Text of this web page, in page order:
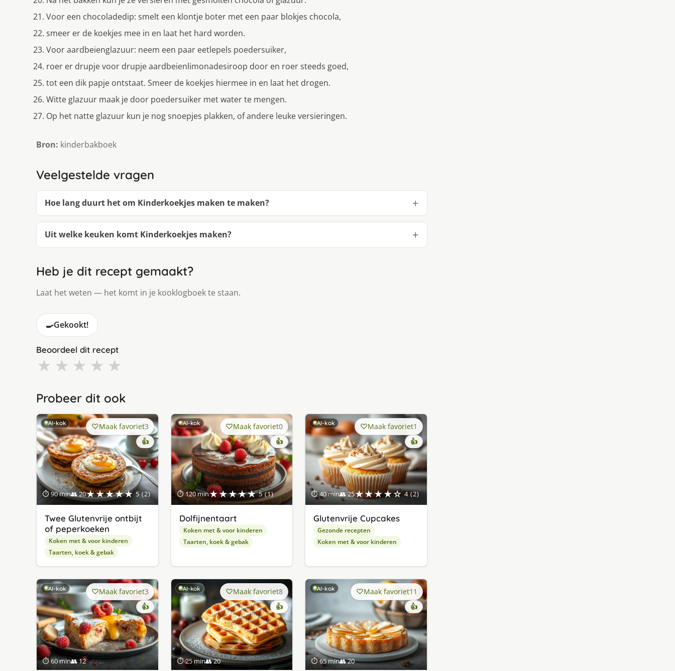
Voor een chocoladedip: smelt een klontje boter met een paar blokjes chocola,
smeer er de koekjes mee in en laat het hard worden.
Voor aardbeienglazuur: neem een paar eetlepels poedersuiker,
roer er drupje voor drupje aardbeienlimonadesiroop door en roer steeds goed,
tot een dik papje ontstaat. Smeer de koekjes hiermee in en laat het drogen.
Witte glazuur maak je door poedersuiker met water te mengen.
Op het natte glazuur kun je nog snoepjes plakken, of andere leuke versieringen.
Bron: kinderbakboek
Veelgestelde vragen
Hoe lang duurt het om Kinderkoekjes maken te maken?
Uit welke keuken komt Kinderkoekjes maken?
Heb je dit recept gemaakt?
Laat het weten — het komt in je kooklogboek te staan.
🍳Gekookt!
Beoordeel dit recept
★ ★ ★ ★ ★
Probeer dit ook
AI-kok
⏱ 90 min👥 20★★★★★ 5 (2)
Maak favoriet3
👍
Twee Glutenvrije ontbijt
of peperkoeken
Koken met & voor kinderen
Taarten, koek & gebak
AI-kok
⏱ 120 min★★★★★ 5 (1)
Maak favoriet0
👍
Dolfijnentaart
Koken met & voor kinderen
Taarten, koek & gebak
AI-kok
⏱ 40 min👥 25★★★★☆ 4 (2)
Maak favoriet1
👍
Glutenvrije Cupcakes
Gezonde recepten
Koken met & voor kinderen
AI-kok
⏱ 60 min👥 12
Maak favoriet3
👍
AI-kok
⏱ 25 min👥 20
Maak favoriet8
👍
AI-kok
⏱ 65 min👥 20
Maak favoriet11
👍